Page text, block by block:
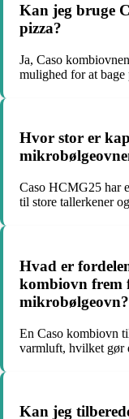
Kan jeg bruge
pizza?
Ja, Caso
mulighed for at
Hvor stor er
Caso HCMG25 har
til store tallerkener
Hvad er
kombiovn frem
mikrobølgeovn?
En Caso kombiovn
varmluft, hvilket gør
Kan jeg